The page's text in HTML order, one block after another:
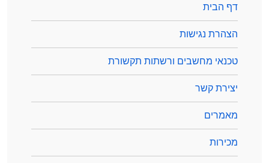
דף הבית
הצהרת נגישות
טכנאי מחשבים ורשתות תקשורת
יצירת קשר
מאמרים
מכירות